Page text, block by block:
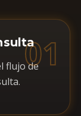
01
flujo de